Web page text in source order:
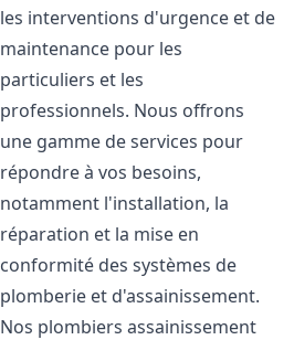
les interventions d'urgence et de
maintenance pour les
particuliers et les
professionnels. Nous offrons
une gamme de services pour
répondre à vos besoins,
notamment l'installation, la
réparation et la mise en
conformité des systèmes de
plomberie et d'assainissement.
Nos plombiers assainissement